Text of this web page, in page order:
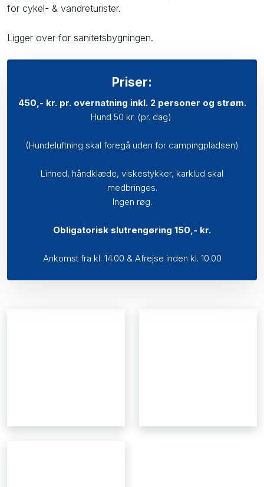
for cykel- & vandreturister.
Ligger over for sanitetsbygningen.​
Priser:​
450,- kr. pr. overnatning inkl. 2 personer og strøm.
Hund 50 kr​. (pr. dag)​ ​
(Hundeluftning skal foregå uden for campingpladsen)​​
Linned, håndklæde, viskestykker, karklud skal
medbringes.
Ingen røg.
Obligatorisk slutrengøring 150,- kr.​​
Ankomst fra kl. 14.00 & Afrejse inden kl. 10.00